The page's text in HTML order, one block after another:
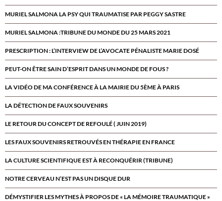
MURIEL SALMONA LA PSY QUI TRAUMATISE PAR PEGGY SASTRE
MURIEL SALMONA :TRIBUNE DU MONDE DU 25 MARS 2021
PRESCRIPTION : L’INTERVIEW DE L’AVOCATE PÉNALISTE MARIE DOSÉ
PEUT-ON ÊTRE SAIN D’ESPRIT DANS UN MONDE DE FOUS ?
LA VIDÉO DE MA CONFÉRENCE À LA MAIRIE DU 5ÈME À PARIS
LA DÉTECTION DE FAUX SOUVENIRS
LE RETOUR DU CONCEPT DE REFOULÉ ( JUIN 2019)
LES FAUX SOUVENIRS RETROUVÉS EN THÉRAPIE EN FRANCE
LA CULTURE SCIENTIFIQUE EST À RECONQUÉRIR (TRIBUNE)
NOTRE CERVEAU N’EST PAS UN DISQUE DUR
DÉMYSTIFIER LES MYTHES À PROPOS DE « LA MÉMOIRE TRAUMATIQUE »